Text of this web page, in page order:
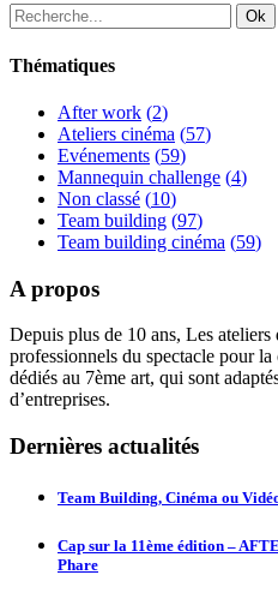
Thématiques
After work (2)
Ateliers cinéma (57)
Evénements (59)
Mannequin challenge (4)
Non classé (10)
Team building (97)
Team building cinéma (59)
A propos
Depuis plus de 10 ans, Les
professionnels du spectacle pour
dédiés au 7ème art, qui sont
d’entreprises.
Dernières actualités
Team Building, Cinéma ou
Cap sur la 11ème édition –
Phare